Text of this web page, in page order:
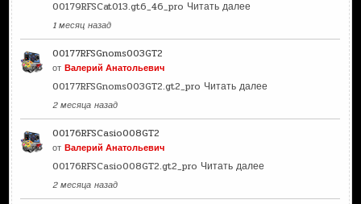
00179RFSCat013.gt6_46_pro Читать далее
1 месяц назад
00177RFSGnoms003GT2
отВалерий Анатольевич
00177RFSGnoms003GT2.gt2_pro Читать далее
2 месяца назад
00176RFSCasio008GT2
отВалерий Анатольевич
00176RFSCasio008GT2.gt2_pro Читать далее
2 месяца назад